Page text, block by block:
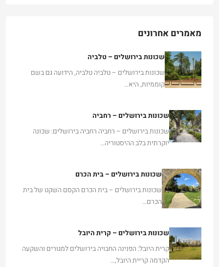
מאמרים אחרונים
שכונות בירושלים – טלביה
שכונות בירושלים – טלביה טלביה, הידועה גם בשם
קוממיות, היא…
שכונות בירושלים – רחביה
שכונות בירושלים – רחביה רחביה בירושלים: שכונה
יוקרתית בלב ההיסטוריה…
שכונות בירושלים – בית הכרם
שכונות בירושלים – בית הכרם הקסם השקט של בית
הכרם…
שכונות בירושלים – קרית היובל
קרית היובל: הפנינה החבויה בירושלים למגורים והשקעה
הקדמה קריית היובל,…